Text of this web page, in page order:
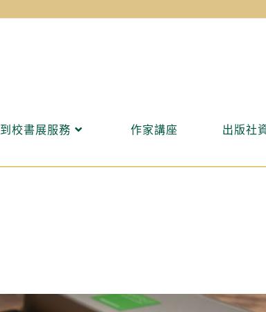
到校書展服務 作家講座 出版社